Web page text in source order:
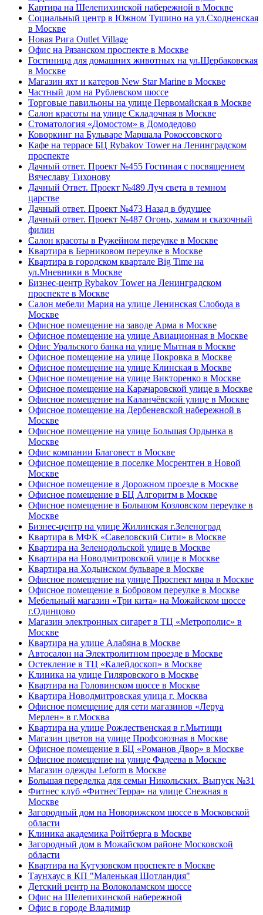
Картира на Шелепихинской набережной в Москве
Социальный центр в Южном Тушино на ул.Сходненская
в Москве
Новая Рига Outlet Village
Офис на Рязанском проспекте в Москве
Гостиница для домашних животных на ул.Щербаковская
в Москве
Магазин яхт и катеров New Star Marine в Москве
Частный дом на Рублевском шоссе
Торговые павильоны на улице Первомайская в Москве
Салон красоты на улице Складочная в Москве
Стоматология «Домостом» в Домодедово
Коворкинг на Бульваре Маршала Рокоссовского
Кафе на террасе БЦ Rybakov Tower на Ленинградском
проспекте
Дачный ответ. Проект №455 Гостиная с посвящением
Вячеславу Тихонову
Дачный Ответ. Проект №489 Луч света в темном
царстве
Дачный ответ. Проект №473 Назад в будущее
Дачный ответ. Проект №487 Огонь, хамам и сказочный
филин
Салон красоты в Ружейном переулке в Москве
Квартира в Берниковом переулке в Москве
Квартира в городском квартале Big Time на
ул.Мневники в Москве
Бизнес-центр Rybakov Tower на Ленинградском
проспекте в Москве
Салон мебели Мария на улице Ленинская Слобода в
Москве
Офисное помещение на заводе Арма в Москве
Офисное помещение на улице Авиационная в Москве
Офис Уральского банка на улице Мытная в Москве
Офисное помещение на улице Покровка в Москве
Офисное помещение на улице Клинская в Москве
Офисное помещение на улице Викторенко в Москве
Офисное помещение на Карачаровской улице в Москве
Офисное помещение на Каланчёвской улице в Москве
Офисное помещение на Дербеневской набережной в
Москве
Офисное помещение на улице Большая Ордынка в
Москве
Офис компании Благовест в Москве
Офисное помещение в поселке Мосрентген в Новой
Москве
Офисное помещение в Дорожном проезде в Москве
Офисное помещение в БЦ Алгоритм в Москве
Офисное помещение в Большом Козловском переулке в
Москве
Бизнес-центр на улице Жилинская г.Зеленоград
Квартира в МФК «Савеловский Сити» в Москве
Квартира на Зеленодольской улице в Москве
Квартира на Новодмитровской улице в Москве
Квартира на Ходынском бульваре в Москве
Офисное помещение на улице Проспект мира в Москве
Офисное помещение в Бобровом переулке в Москве
Мебельный магазин «Три кита» на Можайском шоссе
г.Одинцово
Магазин электронных сигарет в ТЦ «Метрополис» в
Москве
Квартира на улице Алабяна в Москве
Автосалон на Электролитном проезде в Москве
Остекление в ТЦ «Калейдоскоп» в Москве
Клиника на улице Гиляровского в Москве
Квартира на Головинском шоссе в Москве
Квартира Новодмитровская улица г. Москва
Офисное помещение для сети магазинов «Леруа
Мерлен» в г.Москва
Квартира на улице Рождественская в г.Мытищи
Магазин цветов на улице Профсоюзная в Москве
Офисное помещение в БЦ «Романов Двор» в Москве
Офисное помещение на улице Фадеева в Москве
Магазин одежды Leform в Москве
Большая переделка для семьи Никольских. Выпуск №31
Фитнес клуб «ФитнесТерра» на улице Снежная в
Москве
Загородный дом на Новорижском шоссе в Московской
области
Клиника академика Ройтберга в Москве
Загородный дом в Можайском районе Московской
области
Квартира на Кутузовском проспекте в Москве
Таунхаус в КП "Маленькая Шотландия"
Детский центр на Волоколамском шоссе
Офис на Шелепихинской набережной
Офис в городе Владимир